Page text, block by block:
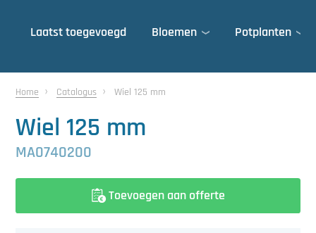
Română
Laatst toegevoegd Bloemen Potplanten
Koeling
Ontvochtiging
Reinigingsmachines
Home Catalogus Wiel 125 mm
Wiel 125 mm
MA0740200
Toevoegen aan offerte